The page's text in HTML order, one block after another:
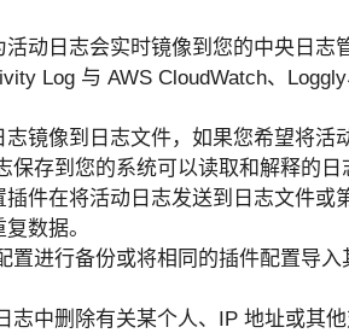
活动日志会实时镜像到您的中央日志
Log 与 AWS CloudWatch、
志镜像到日志文件，如果您希望将活
存到您的系统可以读取和解释的日
插件在将活动日志发送到日志文件或
数据。
置进行备份或将相同的插件配置导入
志中删除有关某个人、IP 地址或其他